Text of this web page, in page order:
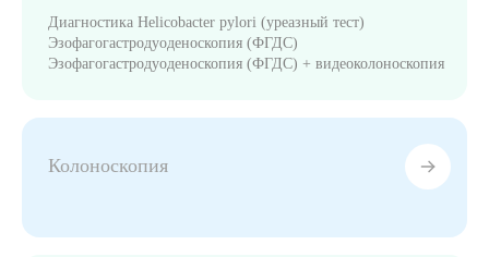
Диагностика Helicobacter pylori (уреазный тест)
Эзофагогастродуоденоскопия (ФГДС)
Эзофагогастродуоденоскопия (ФГДС) + видеоколоноскопия
Колоноскопия